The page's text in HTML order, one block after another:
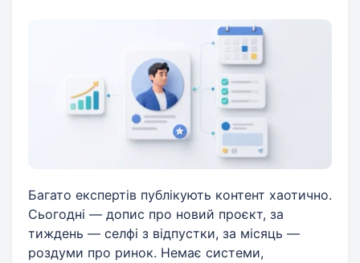
Багато експертів публікують контент хаотично.
Сьогодні — допис про новий проєкт, за
тиждень — селфі з відпустки, за місяць —
роздуми про ринок. Немає системи,